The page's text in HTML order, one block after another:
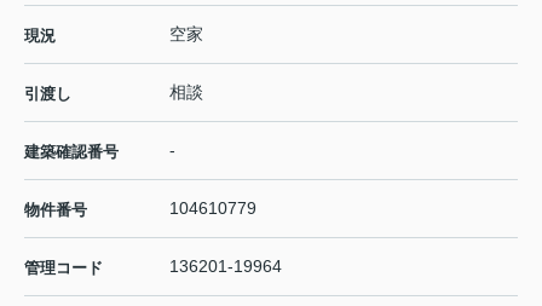
現況 空家
引渡し 相談
建築確認番号 -
物件番号 104610779
管理コード 136201-19964